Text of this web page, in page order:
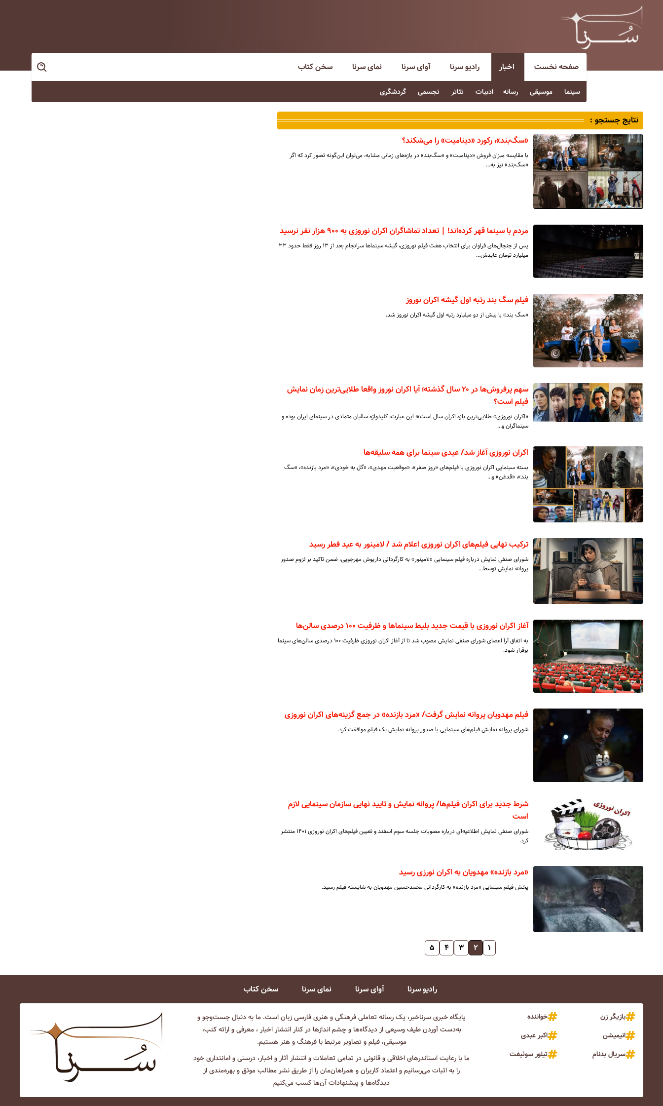
صفحه نخست اخبار
سینما موسیقی رسانه ادبیات تئاتر تجسمی گردشگری
رادیو سرنا آوای سرنا نمای سرنا سخن کتاب
نتایج جستجو :
«سگ‌بند»، رکورد «دینامیت» را می‌شکند؟
با مقایسه میزان فروش «دینامیت» و «سگ‌بند» در بازه‌های زمانی مشابه، می‌توان این‌گونه تصور کرد که اگر
«سگ‌بند» نیز به…
مردم با سینما قهر کرده‌اند! | تعداد تماشاگران اکران نوروزی به ۹۰۰ هزار نفر نرسید
پس از جنجال‌های فراوان برای انتخاب هفت فیلم نوروزی، گیشه سینماها سرانجام بعد از ۱۳ روز فقط حدود ۳۳
میلیارد تومان عایدش…
فیلم سگ بند رتبه اول گیشه اکران نوروز
«سگ بند» با بیش از دو میلیارد رتبه اول گیشه اکران نوروز شد.
سهم پرفروش‌ها در ۲۰ سال گذشته؛ آیا اکران نوروز واقعا طلایی‌ترین زمان نمایش
فیلم است؟
«اکران نوروزی» طلایی­‌ترین بازه اکران سال است»؛ این عبارت، کلیدواژه سالیان متمادی در سینمای ایران بوده و
سینماگران و…
اکران نوروزی آغاز شد/ عیدی سینما برای همه سلیقه‌ها
بسته سینمایی اکران نوروزی با فیلم‌های «روز صفر»، «موقعیت مهدی»، «گل به خودی»، «مرد بازنده»، «سگ
بند»، «قدغن» و…
ترکیب نهایی فیلم‌های اکران نوروزی اعلام شد / لامینور به عید فطر رسید
شورای صنفی نمایش درباره فیلم سینمایی «لامینور» به کارگردانی داریوش مهرجویی، ضمن تاکید بر لزوم صدور
پروانه نمایش توسط…
آغاز اکران نوروزی با قیمت جدید بلیط سینما‌ها و ظرفیت ۱۰۰ درصدی سالن‌ها
به اتفاق آرا اعضای شورای صنفی نمایش مصوب شد تا از آغاز اکران نوروزی ظرفیت ۱۰۰ درصدی سالن‌های سینما
برقرار شود.
فیلم مهدویان پروانه نمایش گرفت/ «مرد بازنده» در جمع گزینه‌های اکران نوروزی
شورای پروانه نمایش فیلم‌های سینمایی با صدور پروانه نمایش یک فیلم موافقت کرد.
شرط جدید برای اکران فیلم‌ها/ پروانه نمایش و تایید نهایی سازمان سینمایی لازم
است
شورای صنفی نمایش اطلاعیه‌ای درباره مصوبات جلسه سوم اسفند و تعیین فیلم‌های اکران نوروزی ۱۴۰۱ منتشر
کرد.
«مرد بازنده» مهدویان به اکران نورزی رسید
پخش فیلم سینمایی «مرد بازنده» به کارگردانی محمدحسین مهدویان به شایسته فیلم رسید.
۱ ۲ ۳ ۴ ۵
رادیو سرنا آوای سرنا نمای سرنا سخن کتاب
بازیگر زن
خواننده
انیمیشن
اکبر عبدی
سریال بدنام
تیلور سوئیفت
پایگاه خبری سرناخبر، یک رسانه تعاملی فرهنگی و هنری فارسی زبان است. ما به دنبال جست‌و‌جو و
به‌دست آوردن طیف وسیعی از دیدگاه‌ها و چشم انداز‌ها در کنار انتشار اخبار ، معرفی و ارائه کتب،
موسیقی، فیلم و تصاویر مرتبط با فرهنگ و هنر هستیم.
ما با رعایت استاندرهای اخلاقی و قانونی در تمامی تعاملات و انتشار آثار و اخبار، درستی و امانتداری خود
را به اثبات می‌رسانیم و اعتماد کاربران و همراهان‌مان را از طریق نشر مطالب موثق و بهره‌مندی از
دیدگاه‌ها و پیشنهادات آن‌ها کسب می‌کنیم